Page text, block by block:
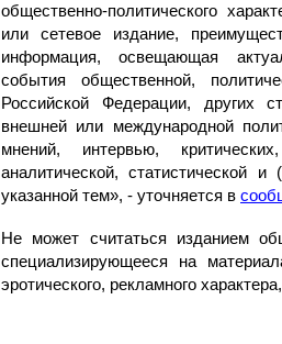
общественно-политического
или сетевое издание,
информация, освещающая
события общественной,
Российской Федерации, других
внешней или международной
мнений, интервью,
аналитической, статистической
указанной тем», - уточняется в
Не может считаться изданием
специализирующееся на
эротического, рекламного